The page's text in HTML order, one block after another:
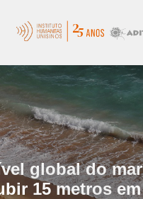
global do
15 metros em